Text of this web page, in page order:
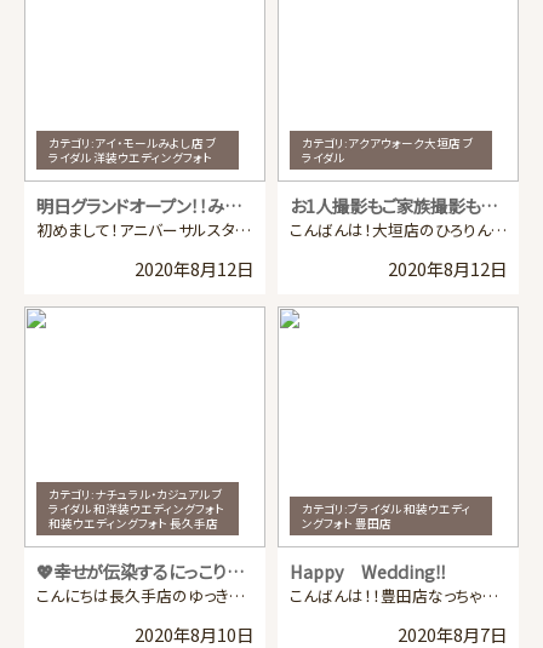
明日グランドオープン！！みよし店✨
初めまして！アニバーサルスタジオ イオンモールみよし店です💕 副店長のさくらもちがご挨拶させていただ […]
カテゴリ:アイ・モールみよし店 ブ
ライダル 洋装ウエディングフォト
2020年8月12日
お1人撮影もご家族撮影も撮らなきゃ損です♡
こんばんは！大垣店のひろりんです💗 とっても暑い日が続いていますね！！ こんな時には、冷房の効いたス […]
カテゴリ:アクアウォーク大垣店 ブ
ライダル
2020年8月12日
💖幸せが伝染するにっこりご夫婦
こんにちは長久手店のゆっきーです🎵 ここ最近ブライダルの撮影がとても増えてきている長久手店 わたした […]
カテゴリ:ナチュラル・カジュアル ブ
ライダル 和洋装ウエディングフォト
和装ウエディングフォト 長久手店
2020年8月10日
Happy Wedding‼
こんばんは！！豊田店なっちゃんです😊 今回は、色打掛のお写真をご紹介します💗 まずはこちら、 ご友人 […]
カテゴリ:ブライダル 和装ウエディ
ングフォト 豊田店
2020年8月7日